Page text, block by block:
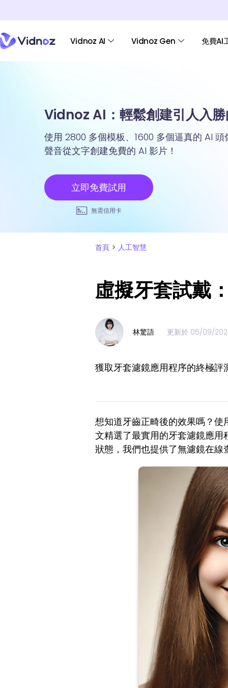
Vidnoz AI Vidnoz Gen 免費AI
Vidnoz AI：輕鬆創建引人入
使用 2800 多個模板、1600 多個逼真的 AI
聲音從文字創建免費的 AI 影片！
立即免費試用
無需信用卡
首頁 > 人工智慧
虛擬牙套試戴
林驚語 更新於 05/09/
獲取牙套濾鏡應用程序的終極評
想知道牙齒正畸後的效果嗎？使
文精選了最實用的牙套濾鏡應
狀態，我們也提供了無濾鏡在